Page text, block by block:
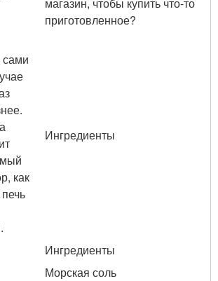
приготовленное?
сами
как
Ингредиенты
Ингредиенты
Морская соль